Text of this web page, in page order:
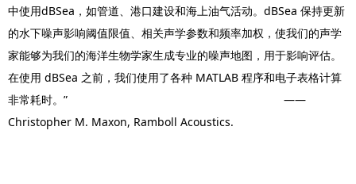
中使用dBSea，如管道、港口建设和海上油气活动。dBSea 保持更新
的水下噪声影响阈值限值、相关声学参数和频率加权，使我们的声学
家能够为我们的海洋生物学家生成专业的噪声地图，用于影响评估。
在使用 dBSea 之前，我们使用了各种 MATLAB 程序和电子表格计算
非常耗时。” ——
Christopher M. Maxon, Ramboll Acoustics.